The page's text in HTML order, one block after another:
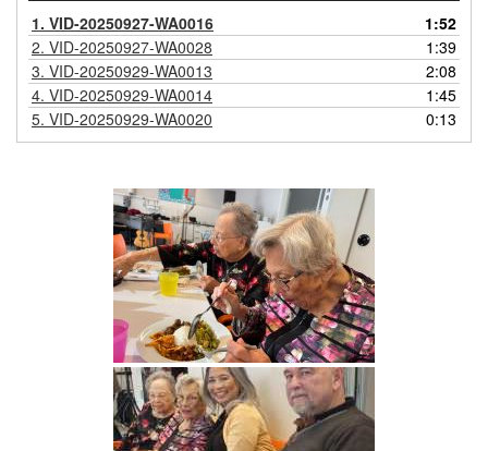
1. VID-20250927-WA0016
1:52
2. VID-20250927-WA0028
1:39
3. VID-20250929-WA0013
2:08
4. VID-20250929-WA0014
1:45
5. VID-20250929-WA0020 0:13